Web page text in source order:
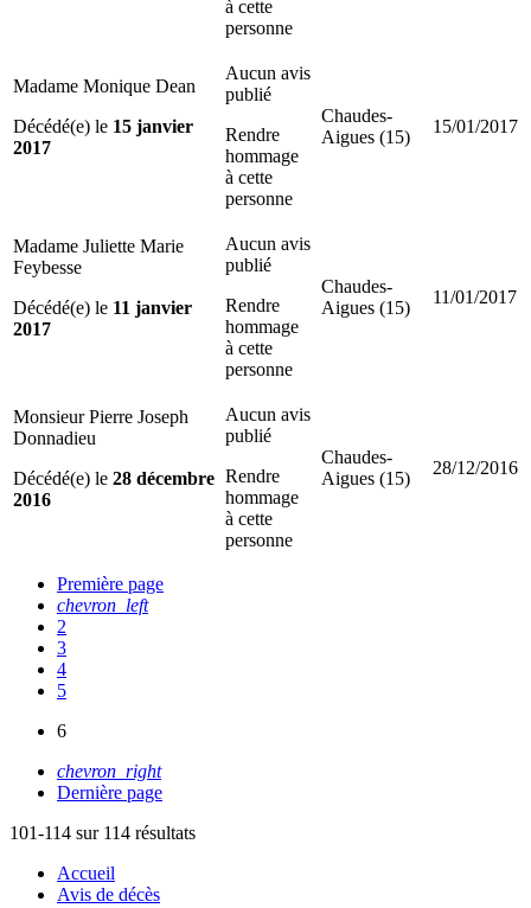
à cette
personne
Madame Monique Dean
Décédé(e) le 15 janvier
2017
Aucun avis
publié
Rendre
hommage
à cette
personne
Chaudes-
Aigues (15)
15/01/2017
Madame Juliette Marie
Feybesse
Décédé(e) le 11 janvier
2017
Aucun avis
publié
Rendre
hommage
à cette
personne
Chaudes-
Aigues (15)
11/01/2017
Monsieur Pierre Joseph
Donnadieu
Décédé(e) le 28 décembre
2016
Aucun avis
publié
Rendre
hommage
à cette
personne
Chaudes-
Aigues (15)
28/12/2016
Première page
chevron_left
2
3
4
5
6
chevron_right
Dernière page
101-114 sur 114 résultats
Accueil
Avis de décès